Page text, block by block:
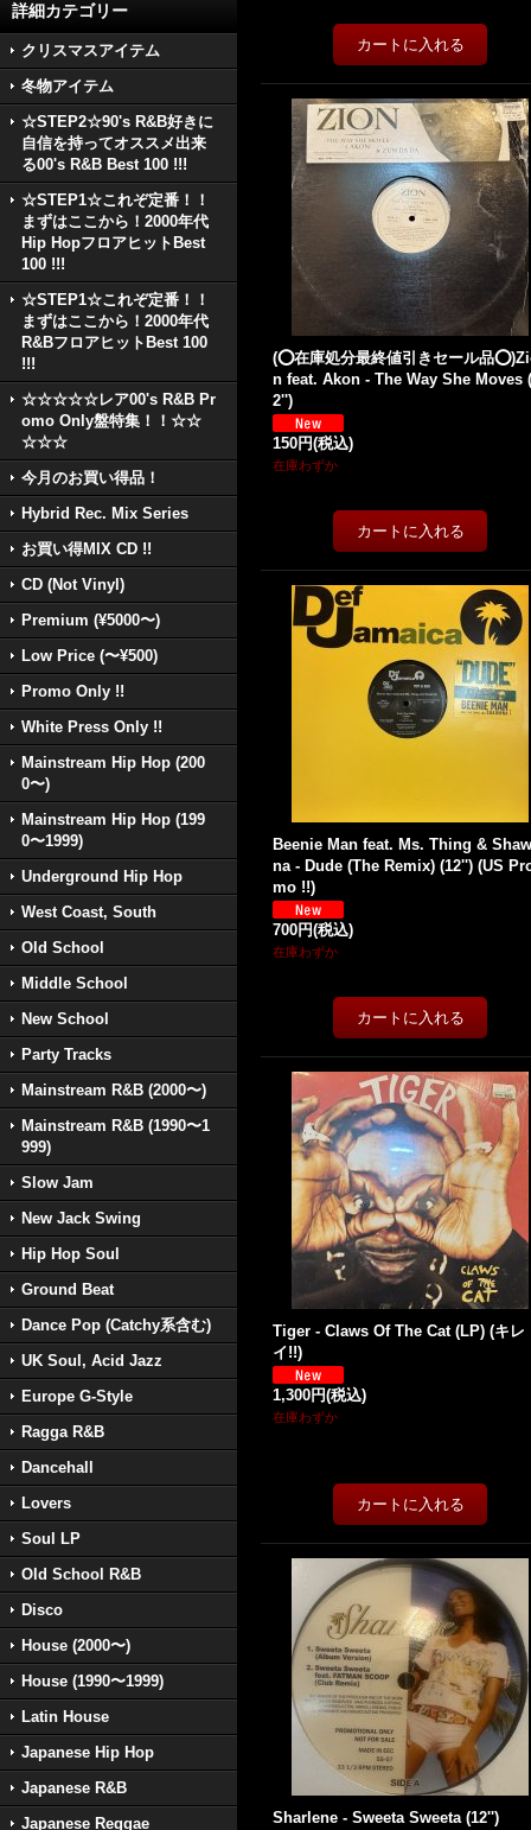
詳細カテゴリー
クリスマスアイテム
冬物アイテム
☆STEP2☆90's R&B好きに
自信を持ってオススメ出来
る00's R&B Best 100 !!!
☆STEP1☆これぞ定番！！
まずはここから！2000年代
Hip HopフロアヒットBest
100 !!!
☆STEP1☆これぞ定番！！
まずはここから！2000年代
R&BフロアヒットBest 100
!!!
☆☆☆☆☆レア00's R&B Pr
omo Only盤特集！！☆☆
☆☆☆
今月のお買い得品！
Hybrid Rec. Mix Series
お買い得MIX CD !!
CD (Not Vinyl)
Premium (¥5000〜)
Low Price (〜¥500)
Promo Only !!
White Press Only !!
Mainstream Hip Hop (200
0〜)
Mainstream Hip Hop (199
0〜1999)
Underground Hip Hop
West Coast, South
Old School
Middle School
New School
Party Tracks
Mainstream R&B (2000〜)
Mainstream R&B (1990〜1
999)
Slow Jam
New Jack Swing
Hip Hop Soul
Ground Beat
Dance Pop (Catchy系含む)
UK Soul, Acid Jazz
Europe G-Style
Ragga R&B
Dancehall
Lovers
Soul LP
Old School R&B
Disco
House (2000〜)
House (1990〜1999)
Latin House
Japanese Hip Hop
Japanese R&B
Japanese Reggae
(⭕️在庫処分最終値引きセール品
n feat. Akon - The Way She Moves
2'')
150円(税込)
在庫わずか
Beenie Man feat. Ms. Thing &
na - Dude (The Remix) (12'') (US
mo !!)
700円(税込)
在庫わずか
Tiger - Claws Of The Cat (LP) (キレ
イ!!)
1,300円(税込)
在庫わずか
Sharlene - Sweeta Sweeta (12'')